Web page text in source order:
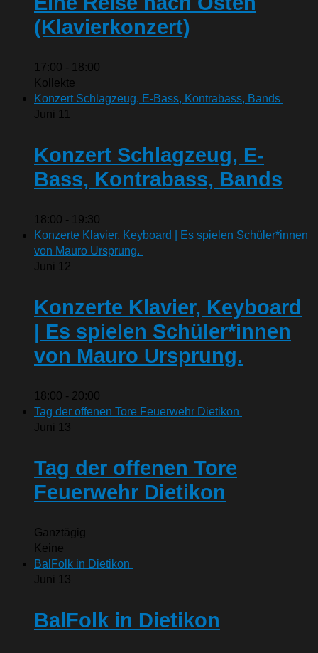
(Klavierkonzert)
17:00 - 18:00
Kollekte
Konzert Schlagzeug, E-Bass, Kontrabass, Bands
Juni 11
Konzert Schlagzeug, E-
Bass, Kontrabass, Bands
18:00 - 19:30
Konzerte Klavier, Keyboard | Es spielen Schüler*innen
von Mauro Ursprung.
Juni 12
Konzerte Klavier, Keyboard
| Es spielen Schüler*innen
von Mauro Ursprung.
18:00 - 20:00
Tag der offenen Tore Feuerwehr Dietikon
Juni 13
Tag der offenen Tore
Feuerwehr Dietikon
Ganztägig
Keine
BalFolk in Dietikon
Juni 13
BalFolk in Dietikon